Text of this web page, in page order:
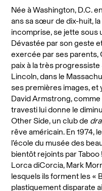
Née à Washington, D.C.
ans sa sœur de dix-huit,
incomprise, se jette sous
Dévastée par son geste
exercée par ses parents,
paix à la très
Lincoln, dans le
ses premières images,
David Armstrong,
travesti lui donne le
Other Side, un club de
rêve américain.En 1974,
l’école du musée des
bientôt rejoints par
Lorca diCorcia, Mark
lesquels ils forment les «
plastiquement disparate